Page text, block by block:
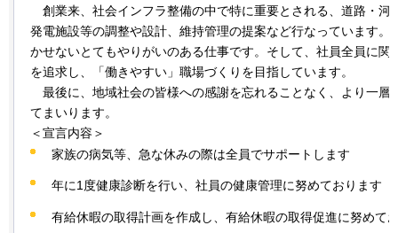
創業来 、社会インフラ整備の中で特に重要とされる、道路・河
発電施設等の調整や設計、維持管理の提案など行なっています。
かせないとてもやりがいのある仕事です。そして、社員全員に関
を追求し、「働きやすい」職場づくりを目指しています。
最後に、地域社会の皆様への感謝を忘れることなく、より一層
てまいります。
＜宣言内容＞
家族の病気等、急な休みの際は全員でサポートします
年に1度健康診断を行い、社員の健康管理に努めております
有給休暇の取得計画を作成し、有給休暇の取得促進に努めて